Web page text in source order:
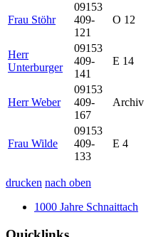
Frau Stöhr
09153
409-
121
O 12
Herr
Unterburger
09153
409-
141
E 14
Herr Weber
09153
409-
167
Archiv
Frau Wilde
09153
409-
133
E 4
drucken nach oben
1000 Jahre Schnaittach